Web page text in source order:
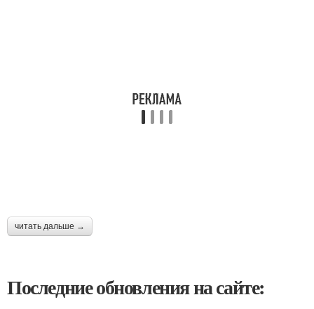
читать дальше →
Последние обновления на сайте: